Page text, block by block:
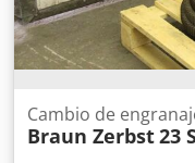
Cambio de
Braun Zerbst23